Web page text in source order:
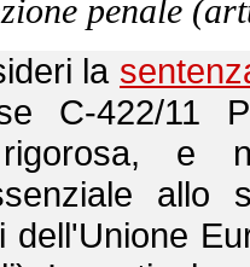
penale
la
C-422/11
rigorosa, e
allo
dell'Unione